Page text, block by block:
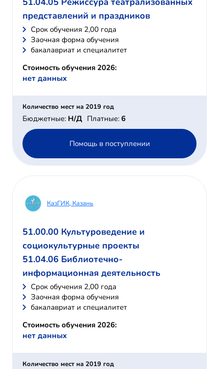
представлений и праздников
Cрок обучения 2,00 года
Заочная форма обучения
бакалавриат и специалитет
Стоимость обучения 2026:
нет данных
Количество мест на 2019 год
Бюджетные: Н/Д Платные: 6
Помощь в поступлении
КазГИК, Казань
51.00.00 Культуроведение и
социокультурные проекты
51.04.06 Библиотечно-
информационная деятельность
Cрок обучения 2,00 года
Заочная форма обучения
бакалавриат и специалитет
Стоимость обучения 2026:
нет данных
Количество мест на 2019 год